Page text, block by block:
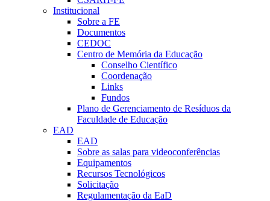
Institucional
Sobre a FE
Documentos
CEDOC
Centro de Memória da Educação
Conselho Científico
Coordenação
Links
Fundos
Plano de Gerenciamento de Resíduos da
Faculdade de Educação
EAD
EAD
Sobre as salas para videoconferências
Equipamentos
Recursos Tecnológicos
Solicitação
Regulamentação da EaD